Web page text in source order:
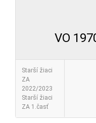
VO
Starší žiaci
ZA
2022/2023
Starší žiaci
ZA 1.časť